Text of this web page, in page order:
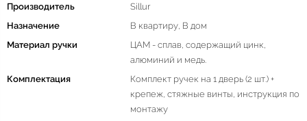
Производитель
Sillur
Назначение
В квартиру, В дом
Материал ручки
ЦАМ - сплав, содержащий цинк,
алюминий и медь.
Комплектация
Комплект ручек на 1 дверь (2 шт.) +
крепеж, стяжные винты, инструкция по
монтажу